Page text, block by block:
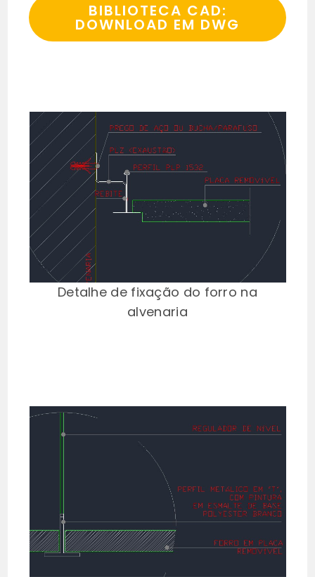
BIBLIOTECA CAD:
DOWNLOAD EM DWG
Detalhe de fixação do forro na
alvenaria